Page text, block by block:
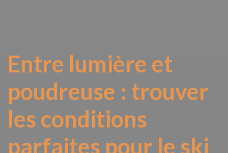
Entre lumière et
poudreuse : trouver
les conditions
parfaites pour le ski